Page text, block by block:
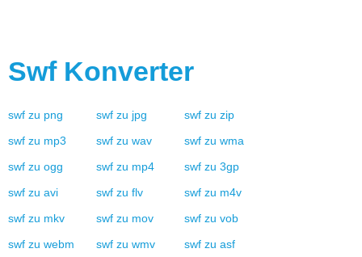
Swf Konverter
swf zu png swf zu jpg swf zu zip
swf zu mp3 swf zu wav swf zu wma
swf zu ogg swf zu mp4 swf zu 3gp
swf zu avi swf zu flv swf zu m4v
swf zu mkv swf zu mov swf zu vob
swf zu webm swf zu wmv swf zu asf